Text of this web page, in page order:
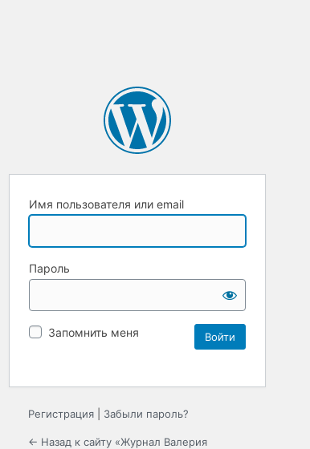
Имя пользователя или email
Пароль
Запомнить меня
Регистрация Забыли пароль?
← Назад к сайту «Журнал Валерия